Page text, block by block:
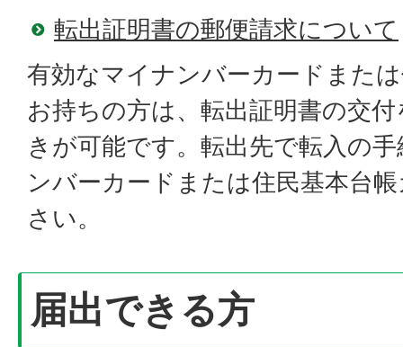
転出証明書の郵便請求について
有効なマイナンバーカードまた
お持ちの方は、転出証明書の交
きが可能です。転出先で転入の
ンバーカードまたは住民基本台
さい。
届出できる方